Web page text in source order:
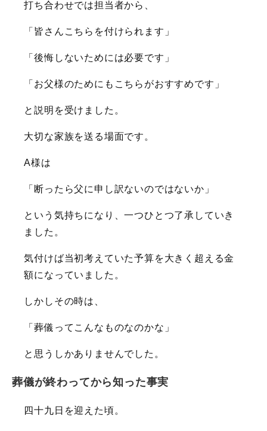
打ち合わせでは担当者から、
「皆さんこちらを付けられます」
「後悔しないためには必要です」
「お父様のためにもこちらがおすすめです」
と説明を受けました。
大切な家族を送る場面です。
A様は
「断ったら父に申し訳ないのではないか」
という気持ちになり、一つひとつ了承していき
ました。
気付けば当初考えていた予算を大きく超える金
額になっていました。
しかしその時は、
「葬儀ってこんなものなのかな」
と思うしかありませんでした。
葬儀が終わってから知った事実
四十九日を迎えた頃。